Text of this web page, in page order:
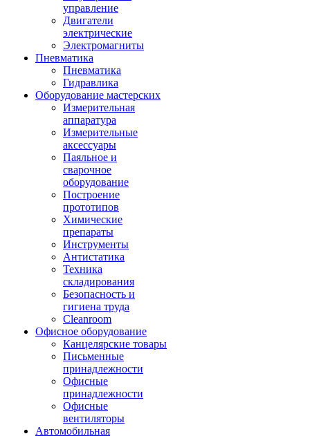
управление
Двигатели
электрические
Электромагниты
Пневматика
Пневматика
Гидравлика
Оборудование мастерских
Измерительная
аппаратура
Измерительные
аксессуары
Паяльное и
сварочное
оборудование
Построение
прототипов
Химические
препараты
Инструменты
Aнтистатика
Техника
складирования
Безопасность и
гигиена труда
Cleanroom
Офисное оборудование
Канцелярские товары
Письменные
принадлежности
Офисные
принадлежности
Офисные
вентиляторы
Автомобильная